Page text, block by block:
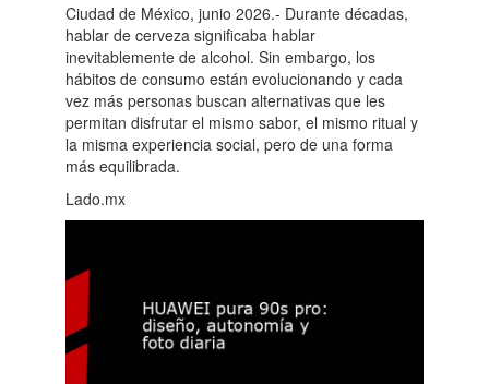
Ciudad de México, junio 2026.- Durante décadas,
hablar de cerveza significaba hablar
inevitablemente de alcohol. Sin embargo, los
hábitos de consumo están evolucionando y cada
vez más personas buscan alternativas que les
permitan disfrutar el mismo sabor, el mismo ritual y
la misma experiencia social, pero de una forma
más equilibrada.
Lado.mx